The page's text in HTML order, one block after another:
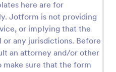
here are for
Jotform is not providing
or implying that the
or any jurisdictions. Before
an attorney and/or other
sure that the form
von Fahrdiensten